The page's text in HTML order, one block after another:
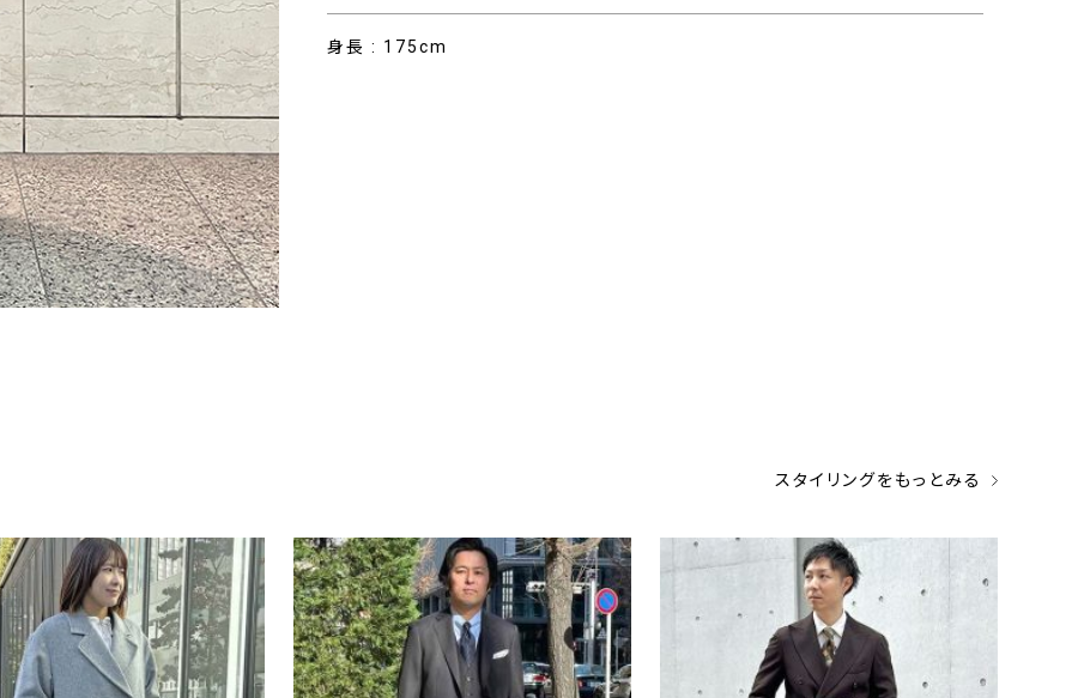
身長 : 175cm
スタイリングをもっとみる